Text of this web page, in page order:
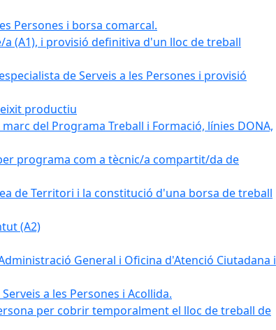
Persones i borsa comarcal.
(A1), i provisió definitiva d'un lloc de treball
de Serveis a les Persones i provisió
productiu
del Programa Treball i Formació, línies DONA,
programa com a tècnic/a compartit/da de
de Territori i la constitució d'una borsa de treball
(A2)
General i Oficina d'Atenció Ciutadana i
a les Persones i Acollida.
per cobrir temporalment el lloc de treball de